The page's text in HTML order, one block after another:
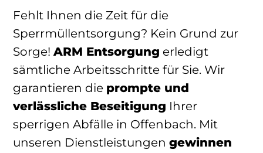
Fehlt Ihnen die Zeit für die
Sperrmüllentsorgung? Kein Grund zur
Sorge! ARM Entsorgung erledigt
sämtliche Arbeitsschritte für Sie. Wir
garantieren die prompte und
verlässliche Beseitigung Ihrer
sperrigen Abfälle in Offenbach. Mit
unseren Dienstleistungen gewinnen